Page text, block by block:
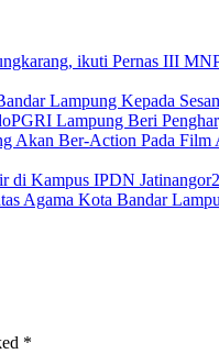
PGRI Lampung Beri
*